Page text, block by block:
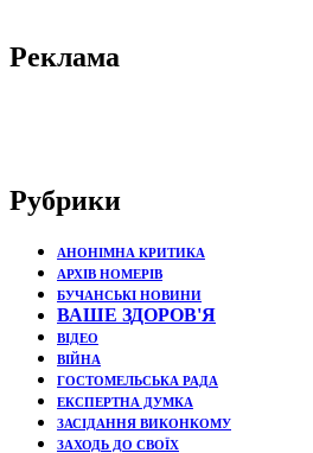
Реклама
Рубрики
АНОНІМНА КРИТИКА
АРХІВ НОМЕРІВ
БУЧАНСЬКІ НОВИНИ
ВАШЕ ЗДОРОВ'Я
ВІДЕО
ВІЙНА
ГОСТОМЕЛЬСЬКА РАДА
ЕКСПЕРТНА ДУМКА
ЗАСІДАННЯ ВИКОНКОМУ
ЗАХОДЬ ДО СВОЇХ